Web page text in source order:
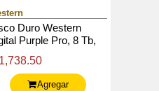
Duro Western
Purple Pro, 8 Tb,
3.5"
Agregar